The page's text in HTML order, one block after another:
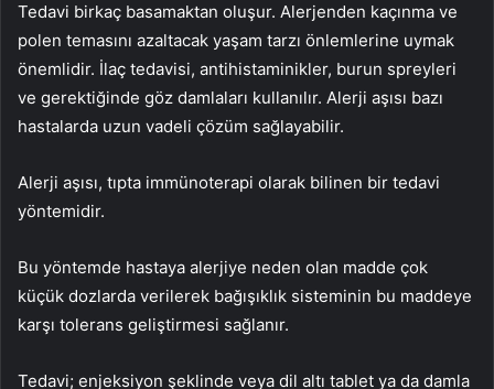
Tedavi birkaç basamaktan oluşur. Alerjenden kaçınma ve
polen temasını azaltacak yaşam tarzı önlemlerine uymak
önemlidir. İlaç tedavisi, antihistaminikler, burun spreyleri
ve gerektiğinde göz damlaları kullanılır. Alerji aşısı bazı
hastalarda uzun vadeli çözüm sağlayabilir.
Alerji aşısı, tıpta immünoterapi olarak bilinen bir tedavi
yöntemidir.
Bu yöntemde hastaya alerjiye neden olan madde çok
küçük dozlarda verilerek bağışıklık sisteminin bu maddeye
karşı tolerans geliştirmesi sağlanır.
Tedavi; enjeksiyon şeklinde veya dil altı tablet ya da damla